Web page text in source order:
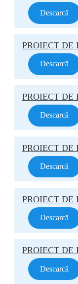
Descarcă
PROIECT DE
Descarcă
PROIECT DE
Descarcă
PROIECT DE
Descarcă
PROIECT DE
Descarcă
PROIECT DE
Descarcă